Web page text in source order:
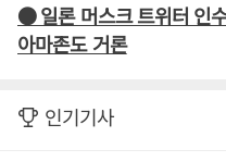
● 일론 머스크 트위터 인
아마존도 거론
인기기사